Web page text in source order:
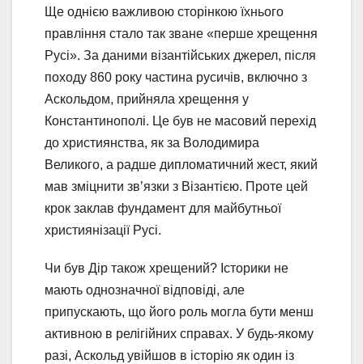
Ще однією важливою сторінкою їхнього
правління стало так зване «перше хрещення
Русі». За даними візантійських джерел, після
походу 860 року частина русичів, включно з
Аскольдом, прийняла хрещення у
Константинополі. Це був не масовий перехід
до християнства, як за Володимира
Великого, а радше дипломатичний жест, який
мав зміцнити зв’язки з Візантією. Проте цей
крок заклав фундамент для майбутньої
християнізації Русі.
Чи був Дір також хрещений? Історики не
мають однозначної відповіді, але
припускають, що його роль могла бути менш
активною в релігійних справах. У будь-якому
разі, Аскольд увійшов в історію як один із